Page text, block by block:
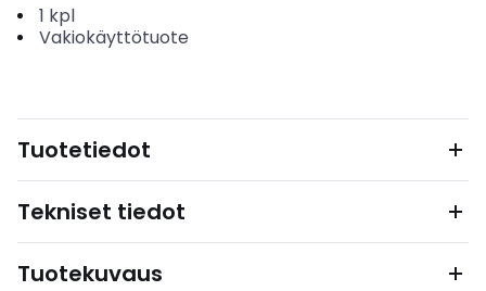
1 kpl
Vakiokäyttötuote
Tuotetiedot
Tekniset tiedot
Tuotekuvaus